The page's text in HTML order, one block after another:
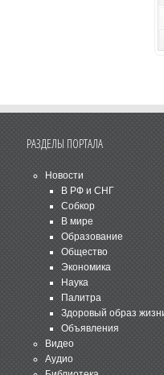
РАЗДЕЛЫ ПОРТАЛА
Новости
В РФ и СНГ
Собкор
В мире
Образование
Общество
Экономика
Наука
Палитра
Здоровый образ
Объявления
Видео
Аудио